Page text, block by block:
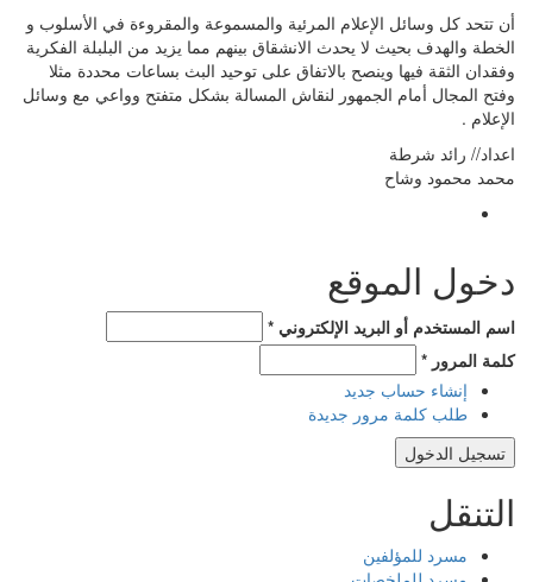
أن تتحد كل وسائل الإعلام المرئية والمسموعة والمقروءة في الأسلوب و
الخطة والهدف بحيث لا يحدث الانشقاق بينهم مما يزيد من البلبلة الفكرية
وفقدان الثقة فيها وينصح بالاتفاق على توحيد البث بساعات محددة مثلا
وفتح المجال أمام الجمهور لنقاش المسالة بشكل متفتح وواعي مع وسائل
الإعلام .
اعداد// رائد شرطة
محمد محمود وشاح
دخول الموقع
‏اسم المستخدم أو البريد الإلكتروني ‏ *
‏كلمة المرور ‏ *
إنشاء حساب جديد
طلب كلمة مرور جديدة
التنقل
مسرد للمؤلفين